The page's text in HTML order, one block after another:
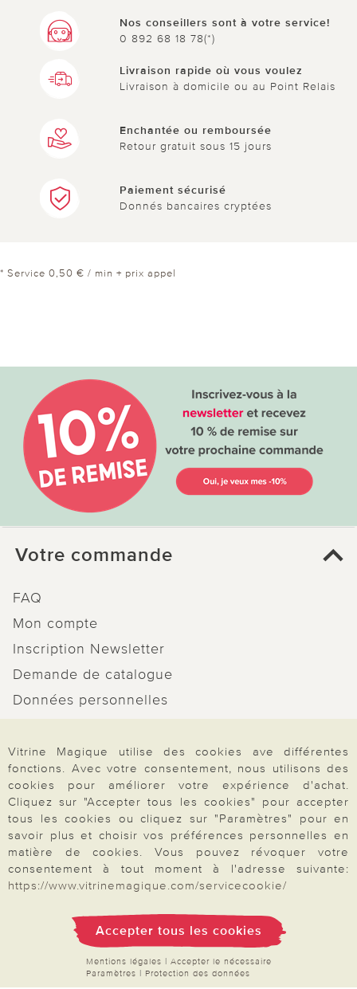
Nos conseillers sont à votre service!
0 892 68 18 78(*)
Livraison rapide où vous voulez
Livraison à domicile ou au Point Relais
Enchantée ou remboursée
Retour gratuit sous 15 jours
Paiement sécurisé
Donnés bancaires cryptées
* Service 0,50 € / min + prix appel
Votre commande
FAQ
Mon compte
Inscription Newsletter
Demande de catalogue
Données personnelles
Rétractation
Paiement & Livraison
Besoin d'aide?
Vitrine Magique utilise des cookies ave différentes
fonctions. Avec votre consentement, nous utilisons des
cookies pour améliorer votre expérience d'achat.
Cliquez sur "Accepter tous les cookies" pour accepter
tous les cookies ou cliquez sur "Paramètres" pour en
savoir plus et choisir vos préférences personnelles en
matière de cookies. Vous pouvez révoquer votre
consentement à tout moment à l'adresse suivante:
https://www.vitrinemagique.com/servicecookie/
Accepter tous les cookies
Mentions légales | Accepter le nécessaire
Paramètres | Protection des données